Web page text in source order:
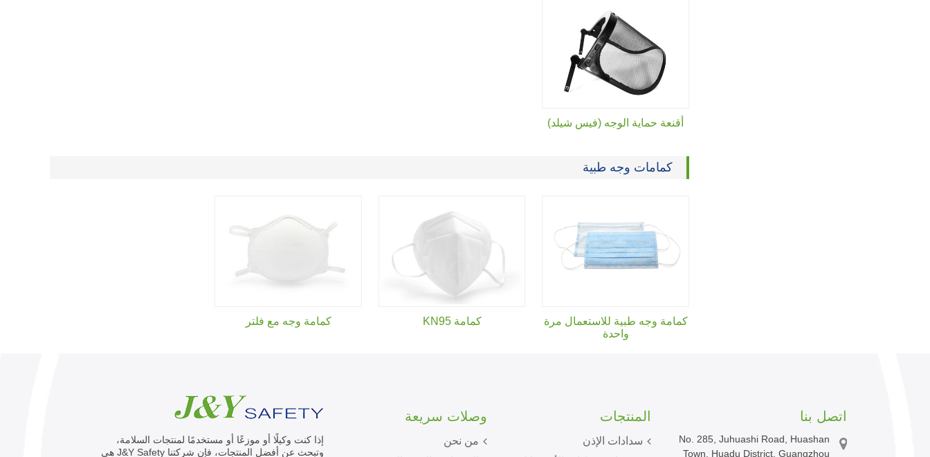
أقنعة حماية الوجه (فيس شيلد)
كمامات وجه طبية
كمامة وجه طبية للاستعمال مرة
واحدة
كمامة KN95 كمامة وجه مع فلتر
إذا كنت وكيلًا أو موزعًا أو مستخدمًا لمنتجات السلامة،
وتبحث عن أفضل المنتجات، فإن شركتنا J&Y Safety هي
وصلات سريعة
من نحن
المنتجات
سدادات الإذن
اتصل بنا
No. 285, Juhuashi Road, Huashan
Town, Huadu District, Guangzhou